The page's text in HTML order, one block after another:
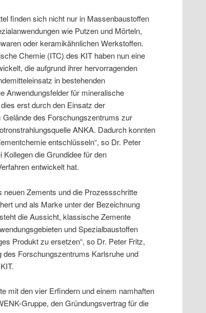
finden sich nicht nur in Massenbaustoffen
wie Putzen und Mörteln,
oder keramikähnlichen Werkstoffen.
Chemie (ITC) des KIT haben nun eine
die aufgrund ihrer hervorragenden
in bestehenden
Anwendungsfelder für mineralische
erst durch den Einsatz der
des Forschungszentrums zur
ANKA. Dadurch konnten
entschlüsseln“, so Dr. Peter
die Grundidee für den
entwickelt hat.
Zements und die Prozessschritte
und als Marke unter der Bezeichnung
die Aussicht, klassische Zemente
und Spezialbaustoffen
Produkt zu ersetzen“, so Dr. Peter Fritz,
Forschungszentrums Karlsruhe und
mit den vier Erfindern und einem namhaften
Gruppe, den Gründungsvertrag für die